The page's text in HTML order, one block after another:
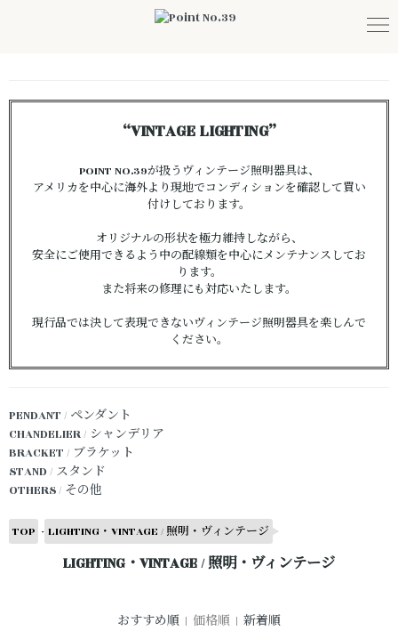
“VINTAGE LIGHTING”
POINT NO.39が扱うヴィンテージ照明器具は、
アメリカを中心に海外より現地でコンディションを確認して買い
付けしております。
オリジナルの形状を極力維持しながら、
安全にご使用できるよう中の配線類を中心にメンテナンスしてお
ります。
また将来の修理にも対応いたします。
現行品では決して表現できないヴィンテージ照明器具を楽しんで
ください。
PENDANT / ペンダント
CHANDELIER / シャンデリア
BRACKET / ブラケット
STAND / スタンド
OTHERS / その他
TOP - LIGHTING・VINTAGE / 照明・ヴィンテージ
LIGHTING・VINTAGE / 照明・ヴィンテージ
おすすめ順 | 価格順 | 新着順